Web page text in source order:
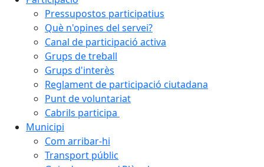
Pressupostos participatius
Què n'opines del servei?
Canal de participació activa
Grups de treball
Grups d'interès
Reglament de participació ciutadana
Punt de voluntariat
Cabrils participa
Municipi
Com arribar-hi
Transport públic